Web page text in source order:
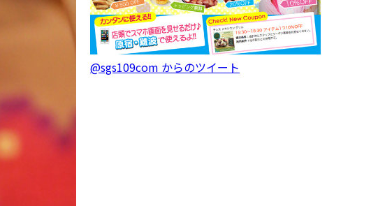
@sgs109com からのツイート